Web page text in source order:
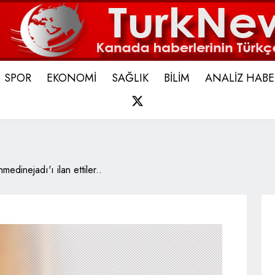
SPOR EKONOMİ SAĞLIK BİLİM
ANALİZ
ilan ettiler..